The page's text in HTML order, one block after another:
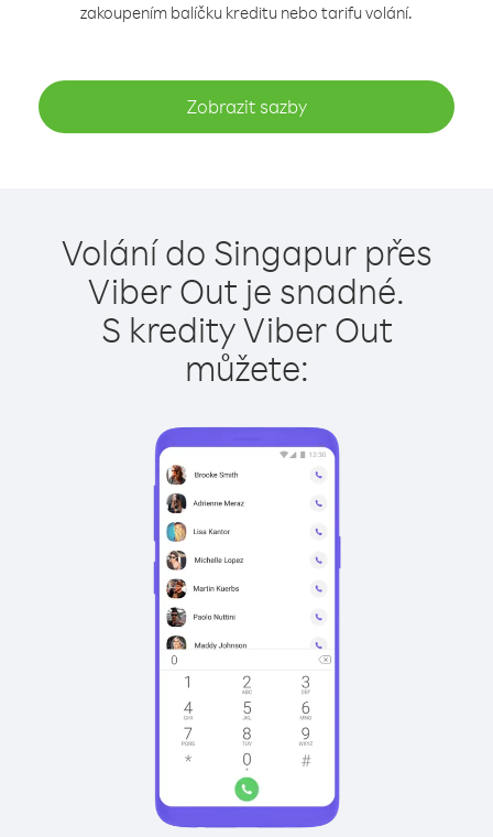
zakoupením balíčku kreditu nebo tarifu volání.
Zobrazit sazby
Volání do Singapur přes
Viber Out je snadné.
S kredity Viber Out
můžete: